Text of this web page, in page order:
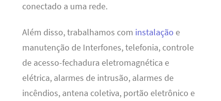
conectado a uma rede.
Além disso, trabalhamos com instalação e
manutenção de Interfones, telefonia, controle
de acesso-fechadura eletromagnética e
elétrica, alarmes de intrusão, alarmes de
incêndios, antena coletiva, portão eletrônico e